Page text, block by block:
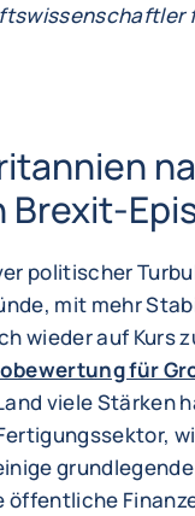
politischer
mit mehr
wieder auf Kurs
für
viele Stärken
öffentliche